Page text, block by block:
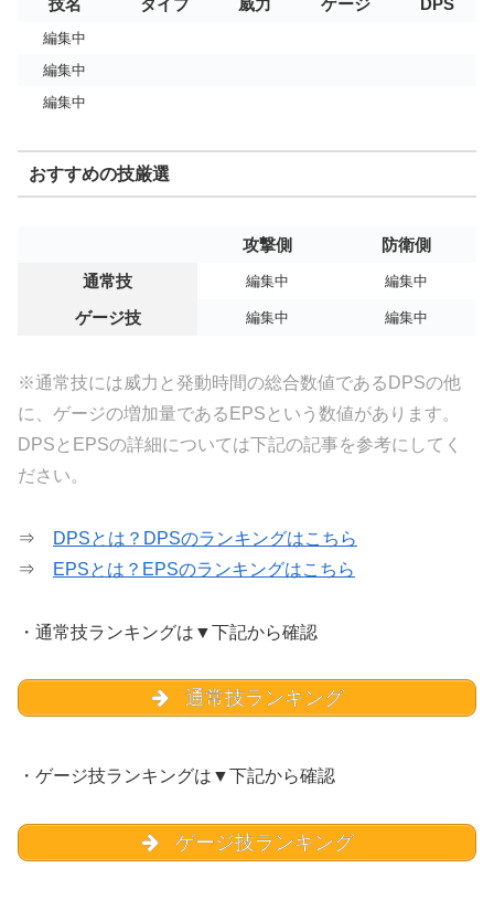
技名 タイプ 威力 ゲージ DPS
編集中
編集中
編集中
おすすめの技厳選
攻撃側
防衛側
通常技
編集中 編集中
ゲージ技 編集中 編集中
※通常技には威力と発動時間の総合数値であるDPSの他
に、ゲージの増加量であるEPSという数値があります。
DPSとEPSの詳細については下記の記事を参考にしてく
ださい。
⇒
DPSとは？DPSのランキングはこちら
⇒
EPSとは？EPSのランキングはこちら
・通常技ランキングは▼下記から確認
通常技ランキング
・ゲージ技ランキングは▼下記から確認
ゲージ技ランキング